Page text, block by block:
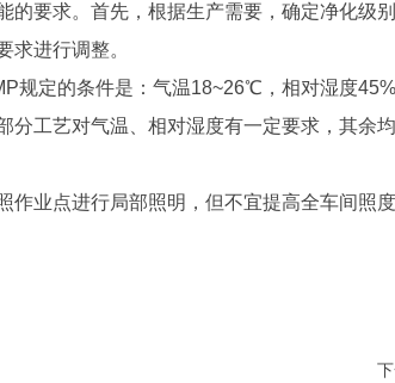
要求。首先，根据生产需要，确定净化级
进行调整。
规定的条件是：气温18~26℃，相对湿度
工艺对气温、相对湿度有一定要求，其余
业点进行局部照明，但不宜提高全车间照